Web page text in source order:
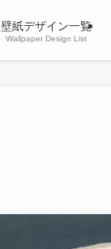
壁紙デザイン一覧
Wallpaper Design List